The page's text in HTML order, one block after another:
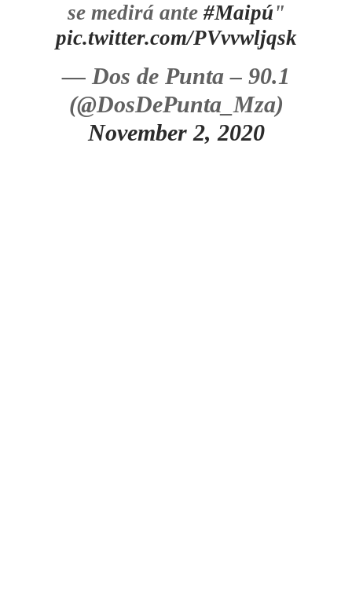
se medirá ante #Maipú "
pic.twitter.com/PVvvwljqsk
— Dos de Punta – 90.1
(@DosDePunta_Mza)
November 2, 2020